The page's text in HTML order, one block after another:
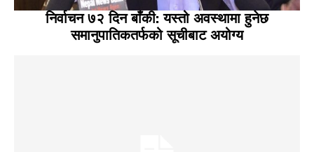
निर्वाचन ७२ दिन बाँकी: यस्तो अवस्थामा हुनेछ
समानुपातिकतर्फको सूचीबाट अयोग्य